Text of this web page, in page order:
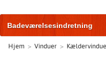
Badeværelsesindretning
Træningsudstyr
Hjem > Vinduer >